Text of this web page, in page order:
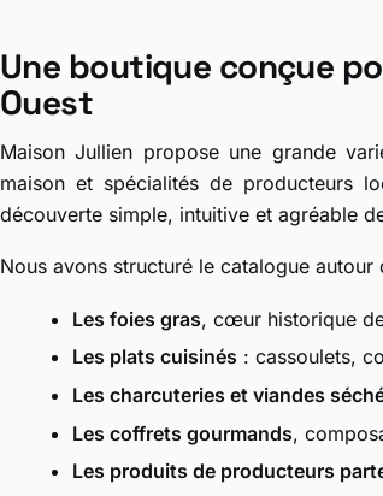
Une boutique conçue
Ouest
Maison Jullien propose une grande
maison et spécialités de producteurs
découverte simple, intuitive et agréable
Nous avons structuré le catalogue autour
Les foies gras, cœur historique
Les plats cuisinés : cassoulets,
Les charcuteries et viandes
Les coffrets gourmands,
Les produits de producteurs